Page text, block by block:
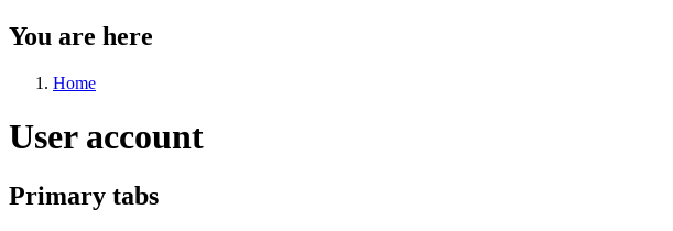
You are here
Home
User account
Primary tabs